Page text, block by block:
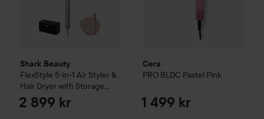
Shark Beauty
FlexStyle 5-in-1 Air Styler &
Hair Dryer with Storage
Case - Stone HD446SLEU
2 899 kr
Cera
PRO BLDC Pastel Pink
1 499 kr